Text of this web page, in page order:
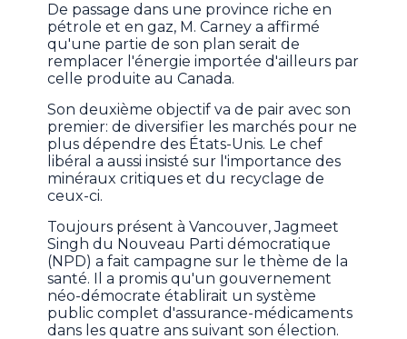
De passage dans une province riche en
pétrole et en gaz, M. Carney a affirmé
qu'une partie de son plan serait de
remplacer l'énergie importée d'ailleurs par
celle produite au Canada.
Son deuxième objectif va de pair avec son
premier: de diversifier les marchés pour ne
plus dépendre des États-Unis. Le chef
libéral a aussi insisté sur l'importance des
minéraux critiques et du recyclage de
ceux-ci.
Toujours présent à Vancouver, Jagmeet
Singh du Nouveau Parti démocratique
(NPD) a fait campagne sur le thème de la
santé. Il a promis qu'un gouvernement
néo-démocrate établirait un système
public complet d'assurance-médicaments
dans les quatre ans suivant son élection.